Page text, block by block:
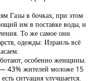
Газы в бочках, при этом
им в поставке воды, и
То же самое они
одежды: Израиль всё
особенно женщины.
— 43% жителей моложе 15
ситуация улучшается.